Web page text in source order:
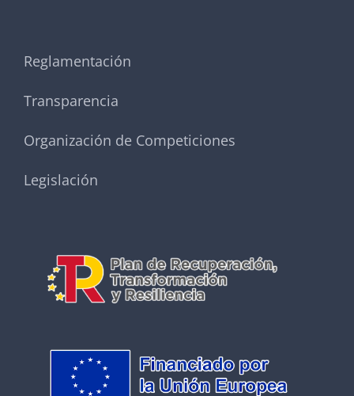
Reglamentación
Transparencia
Organización de Competiciones
Legislación